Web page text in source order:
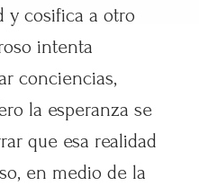
y cosifica a otro
intenta
conciencias,
la esperanza se
que esa realidad
en medio de la